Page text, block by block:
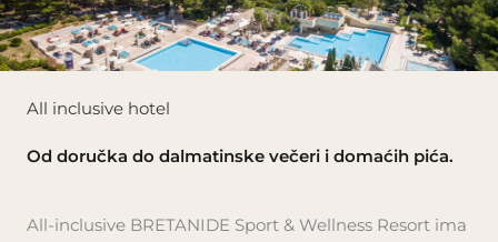
All inclusive hotel
Od doručka do dalmatinske večeri i domaćih pića.
All-inclusive BRETANIDE Sport & Wellness Resort ima